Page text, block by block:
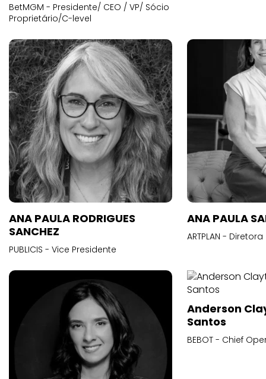
BetMGM - Presidente/ CEO / VP/ Sócio
Proprietário/C-level
ANA PAULA RODRIGUES
SANCHEZ
PUBLICIS - Vice Presidente
ANA PAULA
ARTPLAN -
Anderson
Santos
BEBOT - Chief